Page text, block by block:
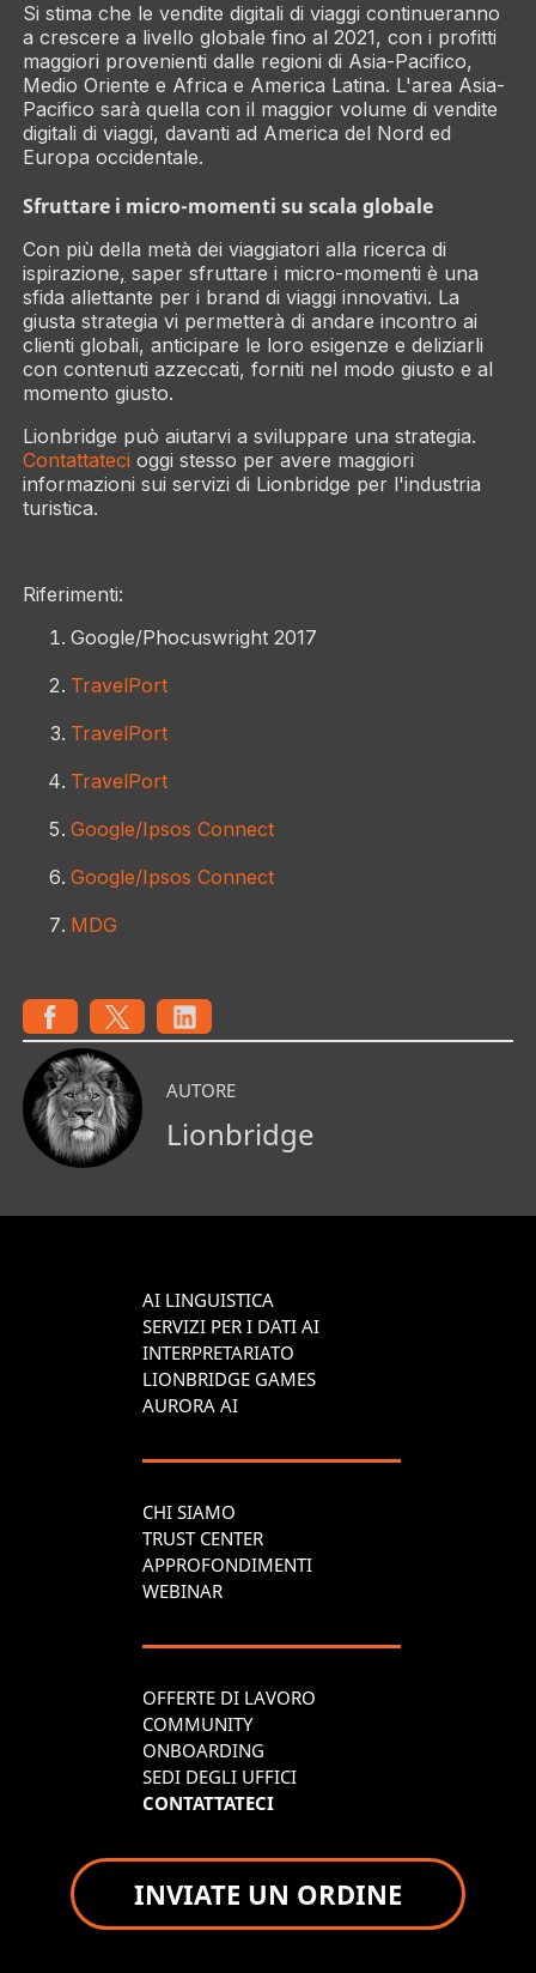
Si stima che le vendite digitali di viaggi continueranno
a crescere a livello globale fino al 2021, con i profitti
maggiori provenienti dalle regioni di Asia-Pacifico,
Medio Oriente e Africa e America Latina. L'area Asia-
Pacifico sarà quella con il maggior volume di vendite
digitali di viaggi, davanti ad America del Nord ed
Europa occidentale.
Sfruttare i micro-momenti su scala globale
Con più della metà dei viaggiatori alla ricerca di
ispirazione, saper sfruttare i micro-momenti è una
sfida allettante per i brand di viaggi innovativi. La
giusta strategia vi permetterà di andare incontro ai
clienti globali, anticipare le loro esigenze e deliziarli
con contenuti azzeccati, forniti nel modo giusto e al
momento giusto.
Lionbridge può aiutarvi a sviluppare una strategia.
Contattateci oggi stesso per avere maggiori
informazioni sui servizi di Lionbridge per l'industria
turistica.
Riferimenti:
Google/Phocuswright 2017
TravelPort
TravelPort
TravelPort
Google/Ipsos Connect
Google/Ipsos Connect
MDG
AUTORE
Lionbridge
AI LINGUISTICA
SERVIZI PER I DATI AI
INTERPRETARIATO
LIONBRIDGE GAMES
AURORA AI
CHI SIAMO
TRUST CENTER
APPROFONDIMENTI
WEBINAR
OFFERTE DI LAVORO
COMMUNITY
ONBOARDING
SEDI DEGLI UFFICI
CONTATTATECI
INVIATE UN ORDINE